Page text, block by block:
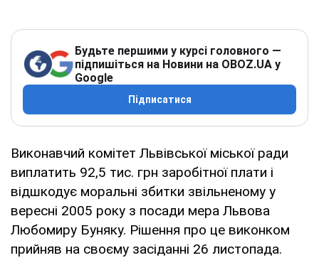
Будьте першими у курсі головного —
підпишіться на Новини на OBOZ.UA у
Google
Підписатися
Виконавчий комітет Львівської міської ради
виплатить 92,5 тис. грн заробітної плати і
відшкодує моральні збитки звільненому у
вересні 2005 року з посади мера Львова
Любомиру Буняку. Рішення про це виконком
прийняв на своєму засіданні 26 листопада.